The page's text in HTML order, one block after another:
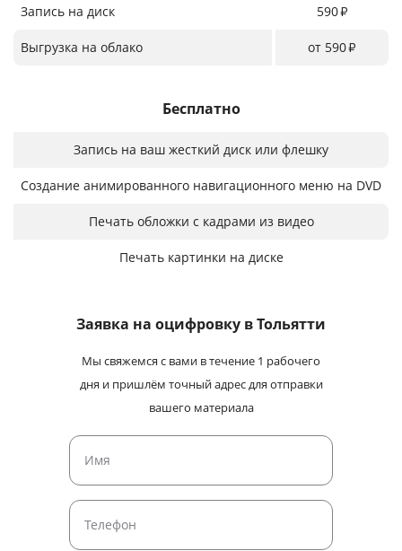
Запись на диск 590₽
Выгрузка на облако от 590₽
Бесплатно
Запись на ваш жесткий диск или флешку
Создание анимированного навигационного меню на DVD
Печать обложки с кадрами из видео
Печать картинки на диске
Заявка на оцифровку в Тольятти
Мы свяжемся с вами в течение 1 рабочего
дня и пришлём точный адрес для отправки
вашего материала